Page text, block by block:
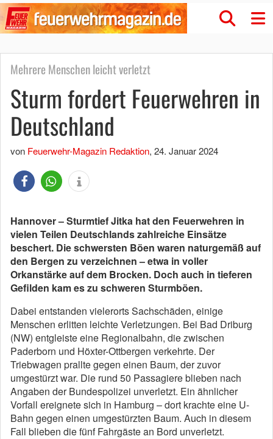
Mehrere Menschen leicht verletzt
Sturm fordert Feuerwehren in
Deutschland
von Feuerwehr-Magazin Redaktion, 24. Januar 2024
Hannover – Sturmtief Jitka hat den Feuerwehren in
vielen Teilen Deutschlands zahlreiche Einsätze
beschert. Die schwersten Böen waren naturgemäß auf
den Bergen zu verzeichnen – etwa in voller
Orkanstärke auf dem Brocken. Doch auch in tieferen
Gefilden kam es zu schweren Sturmböen.
Dabei entstanden vielerorts Sachschäden, einige
Menschen erlitten leichte Verletzungen. Bei Bad Driburg
(NW) entgleiste eine Regionalbahn, die zwischen
Paderborn und Höxter-Ottbergen verkehrte. Der
Triebwagen prallte gegen einen Baum, der zuvor
umgestürzt war. Die rund 50 Passagiere blieben nach
Angaben der Bundespolizei unverletzt. Ein ähnlicher
Vorfall ereignete sich in Hamburg – dort krachte eine U-
Bahn gegen einen umgestürzten Baum. Auch in diesem
Fall blieben die fünf Fahrgäste an Bord unverletzt.